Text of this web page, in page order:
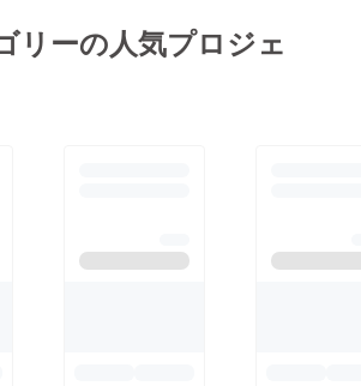
リーの人気プロジェ